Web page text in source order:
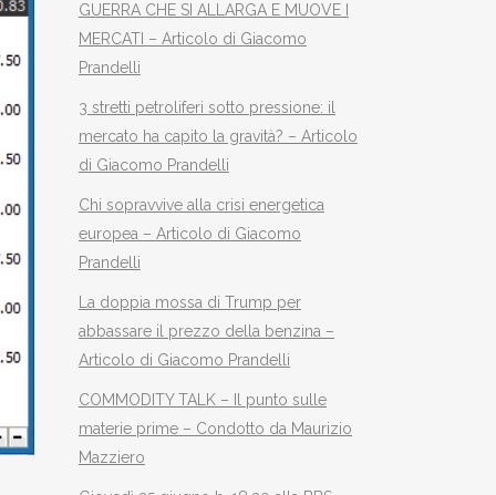
GUERRA CHE SI ALLARGA E MUOVE I
MERCATI – Articolo di Giacomo
Prandelli
3 stretti petroliferi sotto pressione: il
mercato ha capito la gravità? – Articolo
di Giacomo Prandelli
Chi sopravvive alla crisi energetica
europea – Articolo di Giacomo
Prandelli
La doppia mossa di Trump per
abbassare il prezzo della benzina –
Articolo di Giacomo Prandelli
COMMODITY TALK – Il punto sulle
materie prime – Condotto da Maurizio
Mazziero